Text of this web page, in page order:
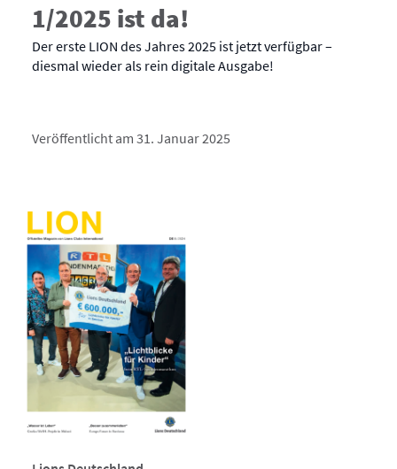
1/2025 ist da!
Der erste LION des Jahres 2025 ist jetzt verfügbar –
diesmal wieder als rein digitale Ausgabe!
Veröffentlicht am 31. Januar 2025